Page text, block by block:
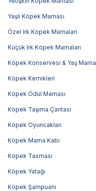
Yaşlı Köpek Maması
Özel Irk Köpek Mamaları
Küçük Irk Köpek Mamaları
Köpek Konservesi & Yaş Mama
Köpek Kemikleri
Köpek Ödül Maması
Köpek Taşıma Çantası
Köpek Oyuncakları
Köpek Mama Kabı
Köpek Tasması
Köpek Yatağı
Köpek Şampuanı